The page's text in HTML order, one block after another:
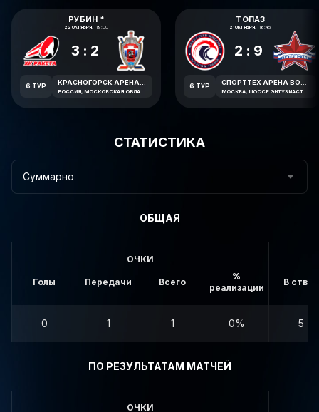
РУБИН *
22 ОКТЯБРЯ, 19:00
3:2
6 ТУР
ТОПАЗ
21 ОКТЯБРЯ, 18:45
2:9
6 ТУР
СТАТИСТИКА
Суммарно
ОБЩАЯ
ОЧКИ
Голы Передачи Всего
%
реализации
В створ
0 1 1 0% 5
ПО РЕЗУЛЬТАТАМ МАТЧЕЙ
ОЧКИ